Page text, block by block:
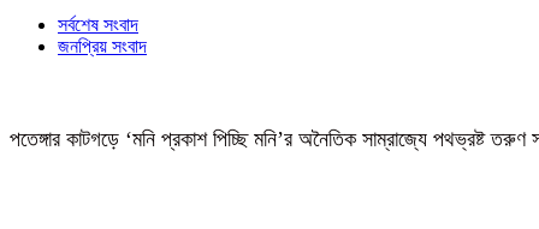
সর্বশেষ সংবাদ
জনপ্রিয় সংবাদ
পতেঙ্গার কাটগড়ে ‘মনি প্রকাশ পিচ্ছি মনি’র অনৈতিক সাম্রাজ্যে পথভ্রষ্ট তরুণ